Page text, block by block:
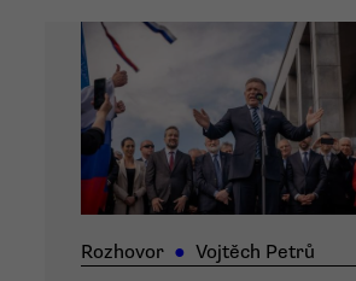
Rozhovor ● Vojtěch Petrů